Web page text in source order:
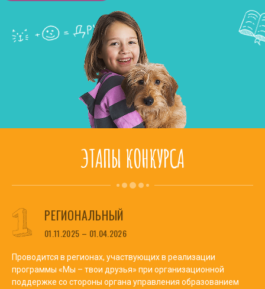
ЭТАПЫ КОНКУРСА
РЕГИОНАЛЬНЫЙ
01.11.2025 – 01.04.2026
Проводится в регионах, участвующих в реализации
программы «Мы – твои друзья» при организационной
поддержке со стороны органа управления образованием